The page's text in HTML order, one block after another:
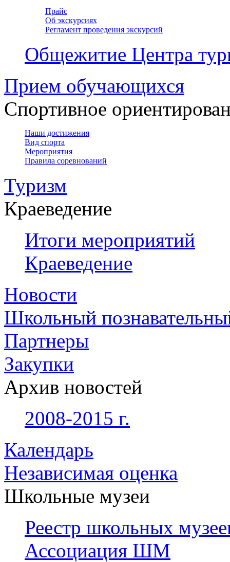
Прайс
Об экскурсиях
Регламент проведения экскурсий
Общежитие Центра
Прием обучающихся
Спортивное
Наши достижения
Вид спорта
Мероприятия
Правила соревнований
Туризм
Краеведение
Итоги мероприятий
Краеведение
Новости
Школьный
Партнеры
Закупки
Архив новостей
2008-2015 г.
Календарь
Независимая оценка
Школьные музеи
Реестр школьных
Ассоциация ШМ